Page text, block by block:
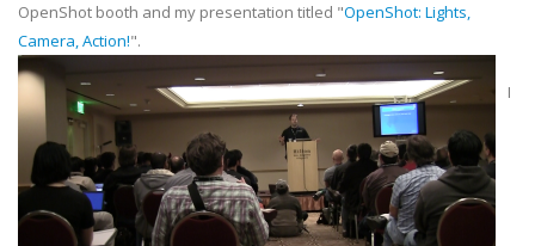
OpenShot booth and my presentation titled "OpenShot: Lights,
Camera, Action!".
I